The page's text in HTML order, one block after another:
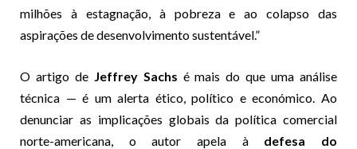
milhões à estagnação, à pobreza e ao colapso das
aspirações de desenvolvimento sustentável.”
O artigo de Jeffrey Sachs é mais do que uma análise
técnica — é um alerta ético, político e económico. Ao
denunciar as implicações globais da política comercial
norte-americana, o autor apela à defesa do